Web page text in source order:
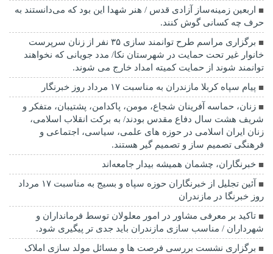
اربعین زمینه‌ساز آزادی قدس / هنر شهدا این بود که می‌دانستند به
حرف چه کسانی گوش کنند.
برگزاری مراسم طرح توانمند سازی ۳۵ نفر از زنان سرپرست
خانوار غیر تحت حمایت در شهرستان نکا/ مدد جویانی که نخواهند
توانمند شوند از حمایت کمیته امداد خارج می شوند.
پیام سپاه کربلا مازندران به مناسبت ۱۷ مرداد روز خبرنگار
زنان، حماسه آفرینان شجاع، مومن، پاکدامن، پشتیبان، متفکر و
شریف هشت سال دفاع مقدس بودند/ به برکت انقلاب اسلامی،
زنان ایران اسلامی در حوزه های علمی، سیاسی، اجتماعی و
فرهنگی تصمیم ساز و تصمیم گیر هستند.
خبرنگاران، چشمان همیشه بیدار جامعه‌اند
آئین تجلیل از خبرنگاران حوزه سپاه و بسیج به مناسبت ۱۷ مرداد
روز خبرنگا در مازندران
تاکید بر معرفی مشاور در امور معلولان توسط فرمانداران و
شهرداران / مناسب سازی مازندران باید جدی تر پیگیری شود.
برگزاری نشست بررسی فرصت ها و مسائل مولد سازی املاک